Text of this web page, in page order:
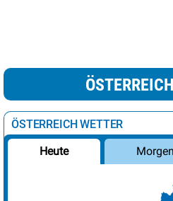
ÖSTERREICH WETTER
Heute Morgen